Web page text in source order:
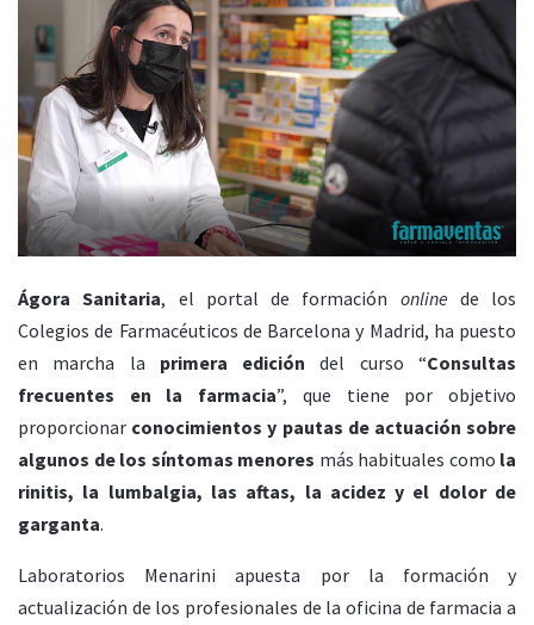
Ágora Sanitaria, el portal de formación online de los
Colegios de Farmacéuticos de Barcelona y Madrid, ha puesto
en marcha la
primera edición del curso “Consultas
frecuentes en la farmacia”, que tiene por objetivo
proporcionar conocimientos y pautas de actuación sobre
algunos de los síntomas menores más habituales como la
rinitis, la lumbalgia, las aftas, la acidez y el dolor de
garganta.
Laboratorios Menarini apuesta por la formación y
actualización de los profesionales de la oficina de farmacia a